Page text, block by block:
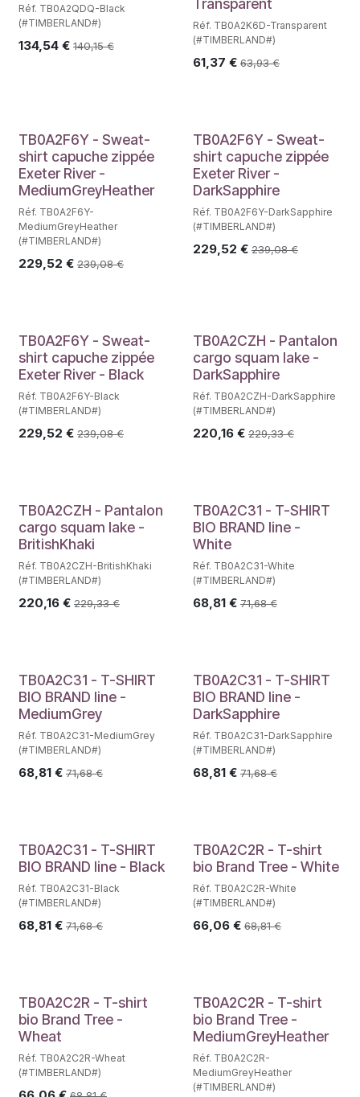
Réf. TB0A2QDQ-Black
(#TIMBERLAND#)
134,54 € 140,15€
Réf. TB0A2K6D-Transparent
(#TIMBERLAND#)
61,37 € 63,93€
TB0A2F6Y - Sweat-
shirt capuche zippée
Exeter River -
MediumGreyHeather
Réf. TB0A2F6Y-
MediumGreyHeather
(#TIMBERLAND#)
229,52 € 239,08€
TB0A2F6Y - Sweat-
shirt capuche zippée
Exeter River -
DarkSapphire
Réf. TB0A2F6Y-DarkSapphire
(#TIMBERLAND#)
229,52 € 239,08€
TB0A2F6Y - Sweat-
shirt capuche zippée
Exeter River - Black
Réf. TB0A2F6Y-Black
(#TIMBERLAND#)
229,52 € 239,08€
TB0A2CZH - Pantalon
cargo squam lake -
DarkSapphire
Réf. TB0A2CZH-DarkSapphire
(#TIMBERLAND#)
220,16€ 229,33€
TB0A2CZH - Pantalon
cargo squam lake -
BritishKhaki
Réf. TB0A2CZH-BritishKhaki
(#TIMBERLAND#)
220,16 € 229,33€
TB0A2C31 - T-SHIRT
BIO BRAND line -
White
Réf. TB0A2C31-White
(#TIMBERLAND#)
68,81€ 71,68€
TB0A2C31 - T-SHIRT
BIO BRAND line -
MediumGrey
Réf. TB0A2C31-MediumGrey
(#TIMBERLAND#)
68,81 € 71,68€
TB0A2C31 - T-SHIRT
BIO BRAND line -
DarkSapphire
Réf. TB0A2C31-DarkSapphire
(#TIMBERLAND#)
68,81€ 71,68€
TB0A2C31 - T-SHIRT
BIO BRAND line - Black
Réf. TB0A2C31-Black
(#TIMBERLAND#)
68,81 € 71,68€
TB0A2C2R - T-shirt
bio Brand Tree - White
Réf. TB0A2C2R-White
(#TIMBERLAND#)
66,06€ 68,81€
TB0A2C2R - T-shirt
bio Brand Tree -
Wheat
Réf. TB0A2C2R-Wheat
(#TIMBERLAND#)
TB0A2C2R - T-shirt
bio Brand Tree -
MediumGreyHeather
Réf. TB0A2C2R-
MediumGreyHeather
(#TIMBERLAND#)